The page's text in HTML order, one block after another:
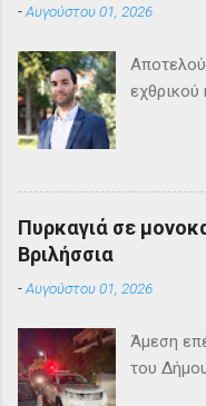
-Αυγούστου 01, 2026
εχθρικού
Πυρκαγιά σε
Βριλήσσια
-Αυγούστου 01, 2026
Άμεση
του